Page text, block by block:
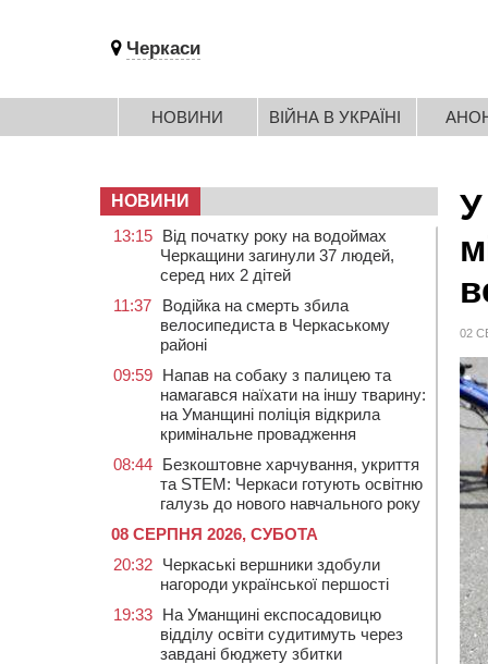
Черкаси
НОВИНИ ВІЙНА В УКРАЇНІ
У
02
НОВИНИ
13:15 Від початку року на водоймах
Черкащини загинули 37 людей,
серед них 2 дітей
11:37
Водійка на смерть збила
велосипедиста в Черкаському
районі
09:59 Напав на собаку з палицею та
намагався наїхати на іншу тварину:
на Уманщині поліція відкрила
кримінальне провадження
08:44 Безкоштовне харчування, укриття
та STEM: Черкаси готують освітню
галузь до нового навчального року
08 СЕРПНЯ 2026, СУБОТА
20:32 Черкаські вершники здобули
нагороди української першості
19:33 На Уманщині експосадовицю
відділу освіти судитимуть через
завдані бюджету збитки